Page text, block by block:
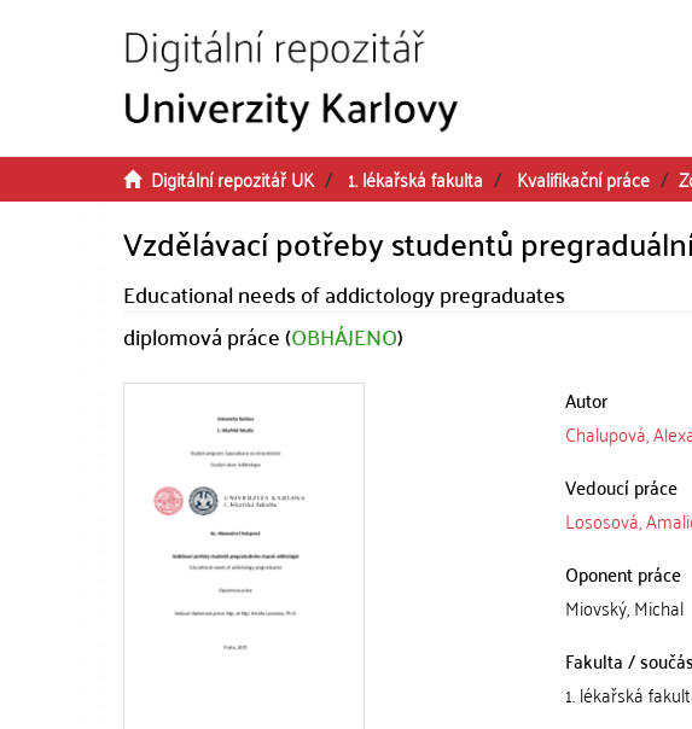
Digitální repozitář UK 1. lékařská fakulta Kvalifikační práce
Vzdělávací potřeby studentů
Educational needs of addictology pregraduates
diplomová práce (OBHÁJENO)
Autor
Chalupová,
Vedoucí práce
Lososová,
Oponent práce
Miovský, Michal
Fakulta /
1. lékařská